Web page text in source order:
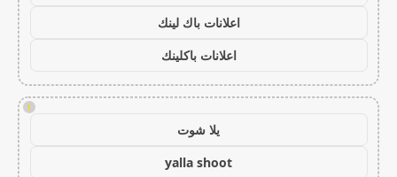
اعلانات باك لينك
اعلانات باكلينك
!
يلا شوت
yalla shoot